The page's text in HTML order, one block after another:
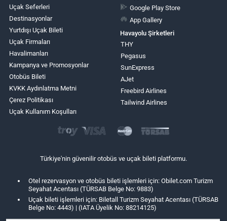
Uçak Seferleri
Destinasyonlar
Yurtdışı Uçak Bileti
Uçak Firmaları
Havalimanları
Kampanya ve Promosyonlar
Otobüs Bileti
KVKK Aydınlatma Metni
Çerez Politikası
Uçak Kullanım Koşulları
Google Play Store
App Gallery
Havayolu Şirketleri
THY
Pegasus
SunExpress
AJet
Freebird Airlines
Tailwind Airlines
Türkiye'nin güvenilir otobüs ve uçak bileti platformu.
Otel rezervasyon ve otobüs bileti işlemleri için: Obilet.com Turizm
Seyahat Acentası (TÜRSAB Belge No: 9883)
Uçak bileti işlemleri için: Biletall Turizm Seyahat Acentası (TÜRSAB
Belge No: 4443) | (IATA Üyelik No: 88214125)